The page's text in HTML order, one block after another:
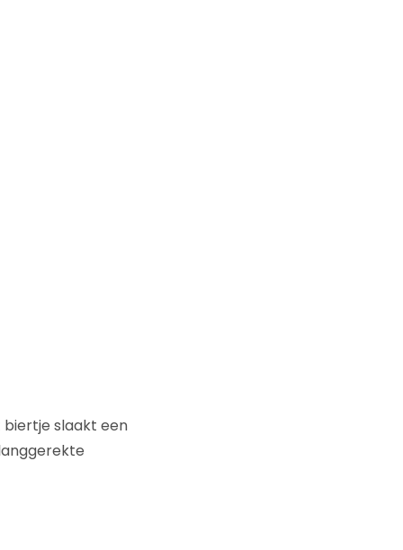
biertje slaakt een